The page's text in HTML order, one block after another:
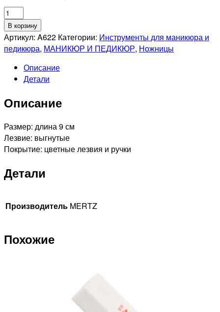
Количество
товара
MERTZ
A622
для
ногтей
В корзину
Артикул: A622 Категории: Инструменты для маникюра и
педикюра, МАНИКЮР И ПЕДИКЮР, Ножницы
Описание
Детали
Описание
Размер: длина 9 см
Лезвие: выгнутые
Покрытие: цветные лезвия и ручки
Детали
Производитель MERTZ
Похожие